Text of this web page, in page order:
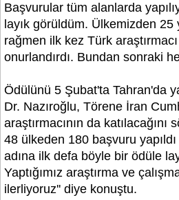
Başvurular tüm alanlarda
layık görüldüm. Ülkemizden 25
rağmen ilk kez Türk
onurlandırdı. Bundan sonraki
Ödülünü 5 Şubat'ta Tahran'da
Dr. Nazıroğlu, Törene İran
araştırmacının da
48 ülkeden 180 başvuru
adına ilk defa böyle bir ödüle
Yaptığımız araştırma ve
ilerliyoruz'' diye konuştu.